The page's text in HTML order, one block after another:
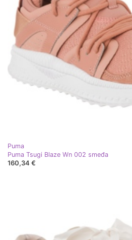
Puma
Puma Tsugi Blaze Wn 002 smeđa
160,34 €